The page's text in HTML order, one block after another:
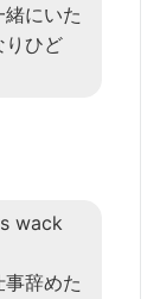
にいた
りひど
wack
辞めた